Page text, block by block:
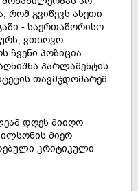
რომ გვიწევს ასეთი
- საერთაშორისო
ვთხოვო
ჩვენი პოზიცია
პარლამენტის
თავმჯდომარემ
დღეს მიიღო
მიერ
კრიტიკული